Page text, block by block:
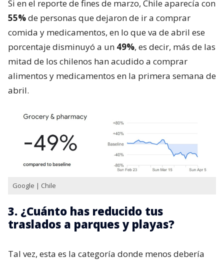
Si en el reporte de fines de marzo, Chile aparecía con
55%de personas que dejaron de ir a comprar
comida y medicamentos, en lo que va de abril ese
porcentaje disminuyó a un 49%, es decir, más de las
mitad de los chilenos han acudido a comprar
alimentos y medicamentos en la primera semana de
abril.
Google | Chile
3. ¿Cuánto has reducido tus
traslados a parques y playas?
Tal vez, esta es la categoría donde menos debería